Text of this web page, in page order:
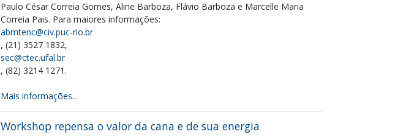
Paulo César Correia Gomes, Aline Barboza, Flávio Barboza e Marcelle Maria
Correia Pais. Para maiores informações:
abmtenc@civ.puc-rio.br
, (21) 3527 1832,
sec@ctec.ufal.br
, (82) 3214 1271.
Mais informações...
Workshop repensa o valor da cana e de sua energia